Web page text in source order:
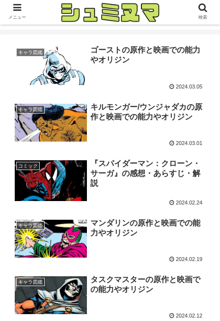
キャラ図鑑
ゴーストの原作と映画での能力
やオリジン
2024.03.05
キャラ図鑑
キルモンガー/ウンジャダカの原
作と映画での能力やオリジン
2024.03.01
コミック
『スパイダーマン：クローン・
サーガ』の感想・あらすじ・解
説
2024.02.24
キャラ図鑑
マンダリンの原作と映画での能
力やオリジン
2024.02.19
キャラ図鑑
タスクマスターの原作と映画で
の能力やオリジン
2024.02.12
メニュー 検索